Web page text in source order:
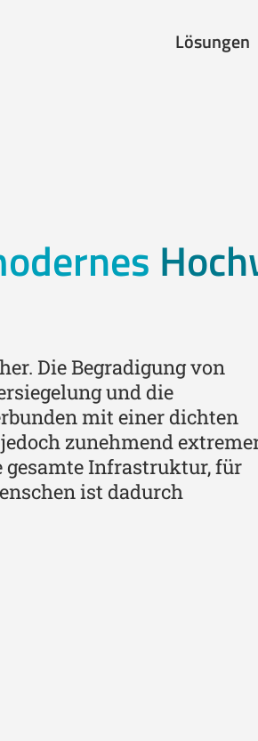
Lösungen
Die Begradigung von
und die
mit einer dichten
zunehmend
gesamte Infrastruktur, für
ist dadurch